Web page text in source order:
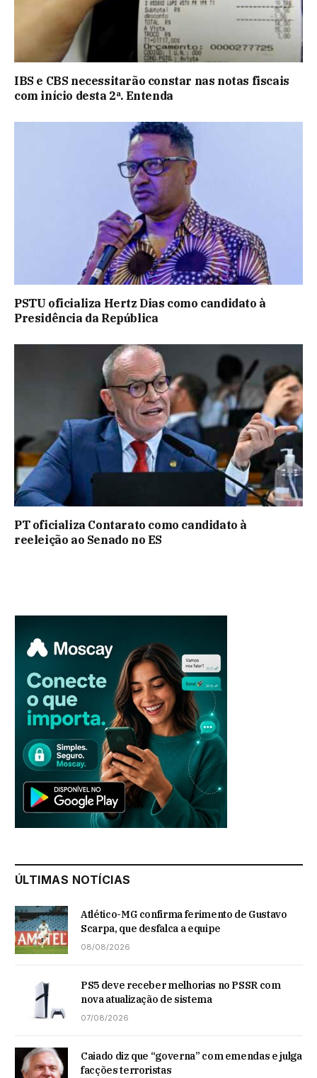
IBS e CBS necessitarão constar nas notas fiscais
com início desta 2ª. Entenda
PSTU oficializa Hertz Dias como candidato à
Presidência da República
PT oficializa Contarato como candidato à
reeleição ao Senado no ES
ÚLTIMAS NOTÍCIAS
Atlético-MG confirma ferimento de Gustavo
Scarpa, que desfalca a equipe
08/08/2026
PS5 deve receber melhorias no PSSR com
nova atualização de sistema
07/08/2026
Caiado diz que “governa” com emendas e julga
facções terroristas